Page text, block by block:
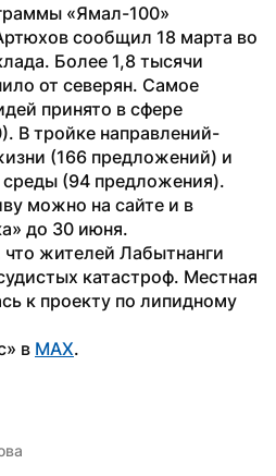
«Ямал-100»
сообщил 18 марта во
Более 1,8 тысячи
от северян. Самое
принято в сфере
В тройке направлений-
(166 предложений) и
(94 предложения).
можно на сайте и в
до 30 июня.
катастроф. Местная
к проекту по липидному
в MAX.